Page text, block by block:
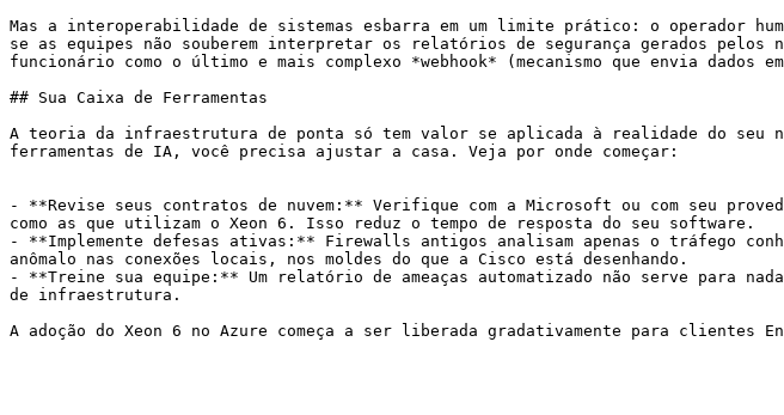
Mas a interoperabilidade de sistemas esbarra em um limite prático: o operador
se as equipes não souberem interpretar os relatórios de segurança gerados
funcionário como o último e mais complexo *webhook* (mecanismo que envia dados
## Sua Caixa de Ferramentas
A teoria da infraestrutura de ponta só tem valor se aplicada à realidade do seu
ferramentas de IA, você precisa ajustar a casa. Veja por onde começar:
- **Revise seus contratos de nuvem:** Verifique com a Microsoft ou com seu
como as que utilizam o Xeon 6. Isso reduz o tempo de resposta do seu software.
- **Implemente defesas ativas:** Firewalls antigos analisam apenas o tráfego
anômalo nas conexões locais, nos moldes do que a Cisco está desenhando.
- **Treine sua equipe:** Um relatório de ameaças automatizado não serve para
de infraestrutura.
A adoção do Xeon 6 no Azure começa a ser liberada gradativamente para